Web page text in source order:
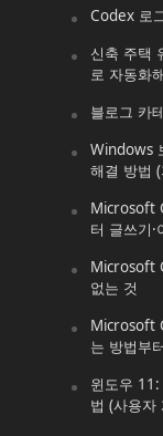
Codex 로
신축 주택
로 자동화
블로그 카
Windows
해결 방법
Microsoft
터 글쓰기·
Microsoft
없는 것
Microsoft
는 방법부
윈도우
법 (사용자